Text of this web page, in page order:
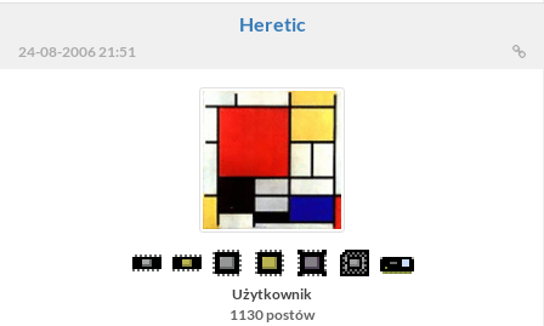
Heretic
24-08-2006 21:51
Użytkownik
1130 postów